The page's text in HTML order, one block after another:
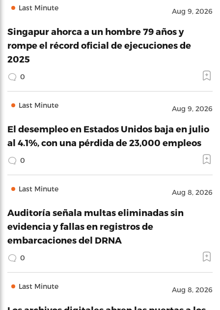
Last Minute Aug 9, 2026
Singapur ahorca a un hombre 79 años y
rompe el récord oficial de ejecuciones de
2025
0
Last Minute Aug 9, 2026
El desempleo en Estados Unidos baja en julio
al 4.1%, con una pérdida de 23,000 empleos
0
Last Minute Aug 8, 2026
Auditoría señala multas eliminadas sin
evidencia y fallas en registros de
embarcaciones del DRNA
0
Last Minute Aug 8, 2026